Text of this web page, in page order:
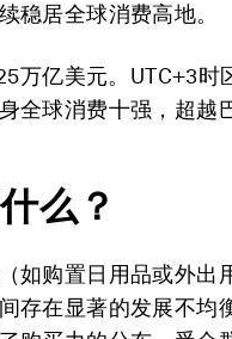
稳居全球消费高地。
万亿美元。UTC+3时
全球消费十强，超越
么？
如购置日用品或外出
存在显著的发展不均